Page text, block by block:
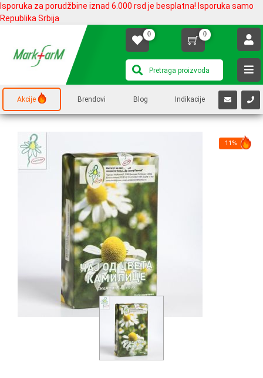
Isporuka za porudžbine iznad 6.000 rsd je besplatna! Isporuka samo
Republika Srbija
0 0
Akcije Brendovi Blog Indikacije
11%